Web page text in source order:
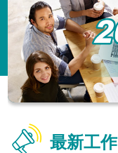
最新工作